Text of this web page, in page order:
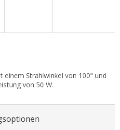
einem Strahlwinkel von 100° und
von 50 W.